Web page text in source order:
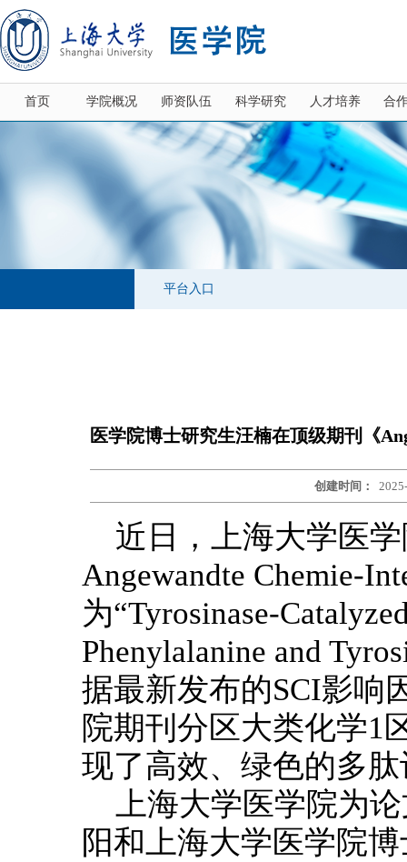
首页 学院概况 师资队伍 科学研究 人才培养 合
平台入口
医学院博士研究生汪楠在顶级期刊《
创建时间：
近日，上海大学医
Angewandte Chemie-
为“Tyrosinase-
Phenylalanine and
据最新发布的SCI影响
院期刊分区大类化学1
现了高效、绿色的多
上海大学医学院为
阳和上海大学医学院